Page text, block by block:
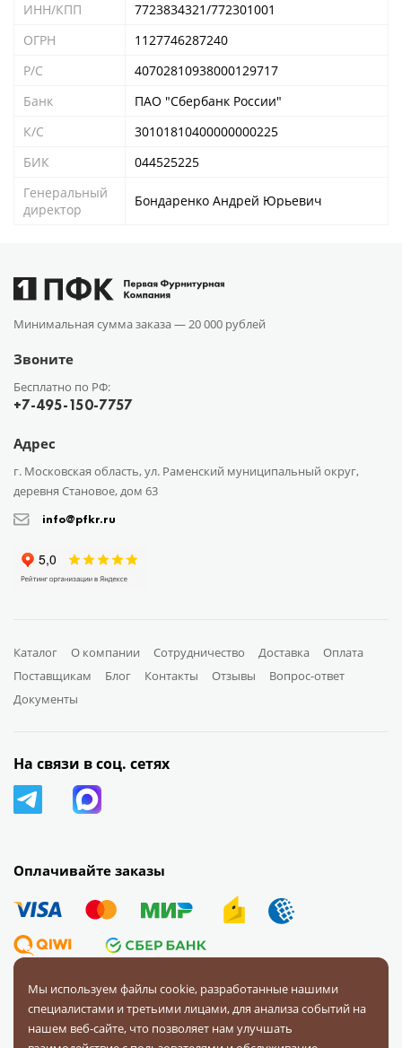
ИНН/КПП
7723834321/772301001
ОГРН
1127746287240
Р/С
40702810938000129717
Банк
ПАО "Сбербанк России"
К/С
30101810400000000225
БИК
044525225
Генеральный
директор
Бондаренко Андрей Юрьевич
Минимальная сумма заказа —20 000 рублей
Звоните
Бесплатно по РФ:
+7-495-150-7757
Адрес
г. Московская область, ул. Раменский муниципальный округ,
деревня Становое, дом 63
info@pfkr.ru
Каталог О компании Сотрудничество Доставка
Оплата
Поставщикам
Блог Контакты Отзывы
Вопрос-ответ
Документы
Оплачивайте заказы
На связи в соц. сетях
© 2008 — 2026 Первая Фурнитурная Компания.Все права
защищены.
Мы используем файлы cookie, разработанные нашими
специалистами и третьими лицами, для анализа событий на
нашем веб-сайте, что позволяет нам улучшать